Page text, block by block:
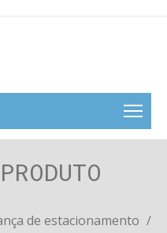
de estacionamento /